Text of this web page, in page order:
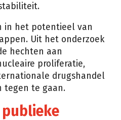
in het potentieel van
Uit het onderzoek
hechten aan
proliferatie,
drugshandel
tegen te gaan.
publieke